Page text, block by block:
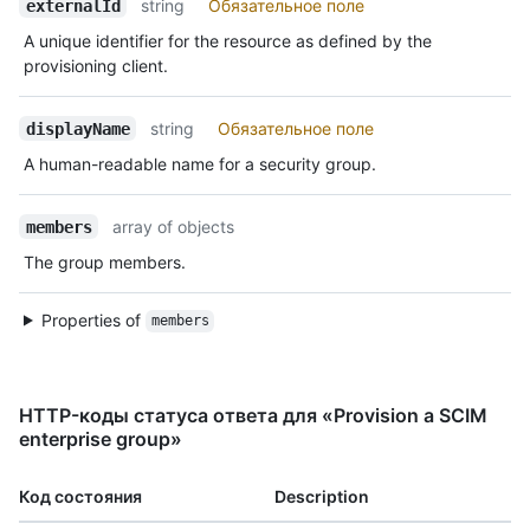
externalId string
Обязательное поле
A unique identifier for the resource as defined by the
provisioning client.
displayName string
Обязательное поле
A human-readable name for a security group.
members
array of objects
The group members.
Properties of members
HTTP-коды статуса ответа для «Provision a SCIM
enterprise group»
Код состояния Description